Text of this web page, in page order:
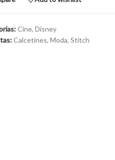
Cine, Disney
Calcetines, Moda, Stitch